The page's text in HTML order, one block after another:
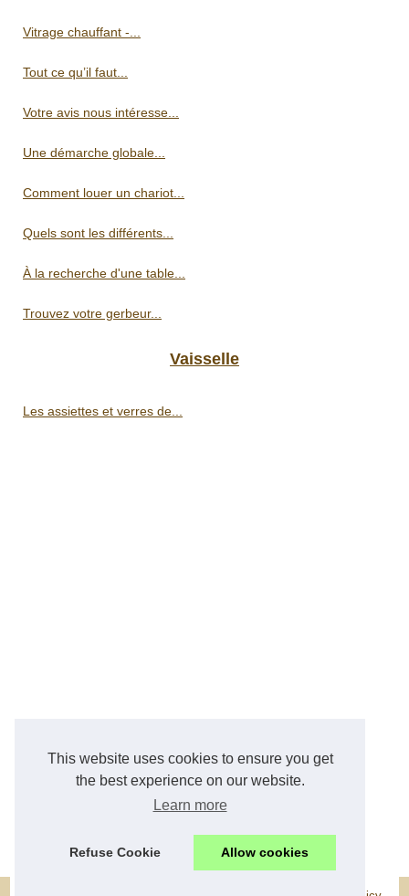
This website uses cookies to ensure you get
the best experience on our website.
Learn more
Refuse Cookie Allow cookies
Vitrage chauffant -...
Tout ce qu’il faut...
Votre avis nous intéresse...
Une démarche globale...
Comment louer un chariot...
Quels sont les différents...
À la recherche d'une table...
Trouvez votre gerbeur...
Vaisselle
Les assiettes et verres de...